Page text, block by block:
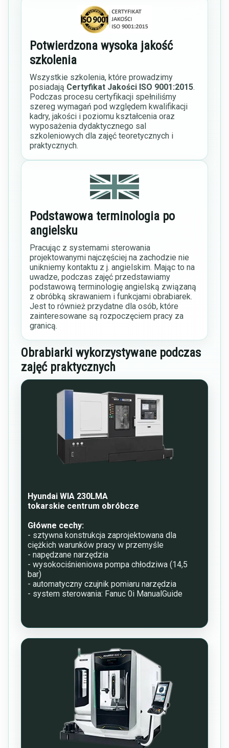
Potwierdzona wysoka jakość
szkolenia
Wszystkie szkolenia, które prowadzimy
posiadają Certyfikat Jakości ISO 9001:2015.
Podczas procesu certyfikacji spełniliśmy
szereg wymagań pod względem kwalifikacji
kadry, jakości i poziomu kształcenia oraz
wyposażenia dydaktycznego sal
szkoleniowych dla zajęć teoretycznych i
praktycznych.
Podstawowa terminologia po
angielsku
Pracując z systemami sterowania
projektowanymi najczęściej na zachodzie nie
unikniemy kontaktu z j. angielskim. Mając to na
uwadze, podczas zajęć przedstawiamy
podstawową terminologię angielską związaną
z obróbką skrawaniem i funkcjami obrabiarek.
Jest to również przydatne dla osób, które
zainteresowane są rozpoczęciem pracy za
granicą.
Obrabiarki wykorzystywane podczas
zajęć praktycznych
Hyundai WIA 230LMA
tokarskie centrum obróbcze
Główne cechy:
- sztywna konstrukcja zaprojektowana dla
ciężkich warunków pracy w przemyśle
- napędzane narzędzia
- wysokociśnieniowa pompa chłodziwa (14,5
bar)
- automatyczny czujnik pomiaru narzędzia
- system sterowania: Fanuc 0i ManualGuide